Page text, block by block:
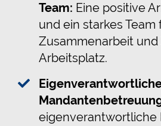
Team: Eine positive
und ein starkes Team
Zusammenarbeit
Arbeitsplatz.
eigenverantwortliche